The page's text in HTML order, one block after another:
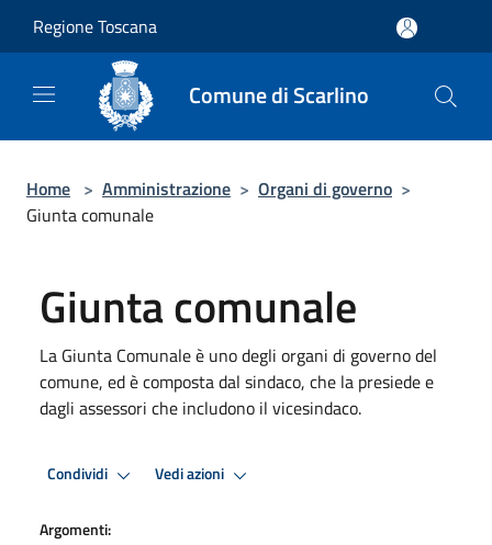
Regione Toscana
Comune di Scarlino
Home > Amministrazione > Organi di governo >
Giunta comunale
Giunta comunale
La Giunta Comunale è uno degli organi di governo del
comune, ed è composta dal sindaco, che la presiede e
dagli assessori che includono il vicesindaco.
Condividi Vedi azioni
Argomenti: